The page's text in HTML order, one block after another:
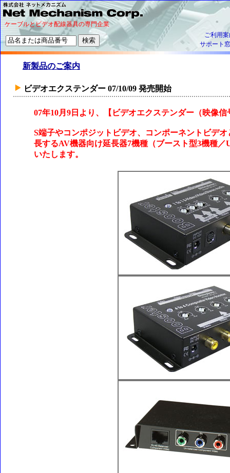
ケーブルとビデオ配線器具の専門企業
ご利用
サポート
新製品のご案内
ビデオエクステンダー 07/10/09 発売開始
07年10月9日より、【ビデオエクステンダー（映像
S端子やコンポジットビデオ、コンポーネントビデ
長するAV機器向け延長器7機種（ブースト型3機種
いたします。